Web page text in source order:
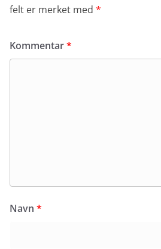
felt er merket med *
Kommentar*
Navn *